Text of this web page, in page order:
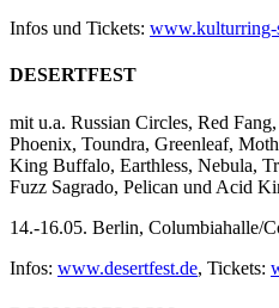
Infos und Tickets: www.kulturring-
DESERTFEST
mit u.a. Russian Circles, Red
Phoenix, Toundra, Greenleaf,
King Buffalo, Earthless, Nebula,
Fuzz Sagrado, Pelican und Acid
14.-16.05. Berlin, Columbiahalle/
Infos: www.desertfest.de, Tickets: